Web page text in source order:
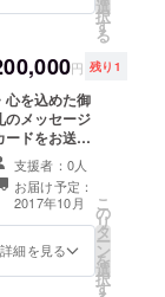
きる鑑
賞券1枚
をお送
りさせ
ていた
だきま
す。 ※
使用時
は要予
約とな
りま
をプライ
ベートの貸し切
でディナーを
ながらお好き
映画を鑑賞で
るペア招待券
す！ 貸し切り
業なのでお好
きな映画を持ち
す。
選
択
す
る
円 残り1
心を込めた御
のメッセージ
ードをお送り
せていただき
す。 ・今回新
に立ち上げる
予定のHPにご協
者としてのク
レジットを表記
支援者：0人
お届け予定：
2017年10月
詳細を見る
こ
の
リ
タ
ー
ン
を
選
択
す